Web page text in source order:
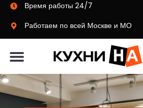
Время работы 24/7
Работаем по всей Москве и МО